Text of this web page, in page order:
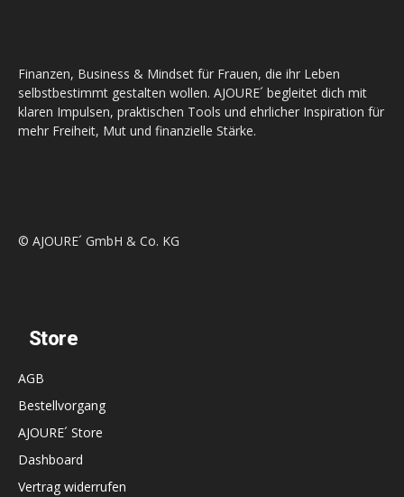
Finanzen, Business & Mindset für Frauen, die ihr Leben
selbstbestimmt gestalten wollen. AJOURE´ begleitet dich mit
klaren Impulsen, praktischen Tools und ehrlicher Inspiration für
mehr Freiheit, Mut und finanzielle Stärke.
© AJOURE´ GmbH & Co. KG
Store
AGB
Bestellvorgang
AJOURE´ Store
Dashboard
Vertrag widerrufen